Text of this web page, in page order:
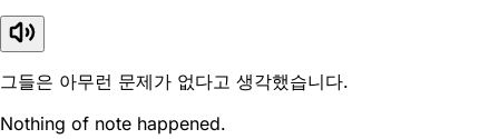
그들은 아무런 문제가 없다고 생각했습니다.
Nothing of note happened.